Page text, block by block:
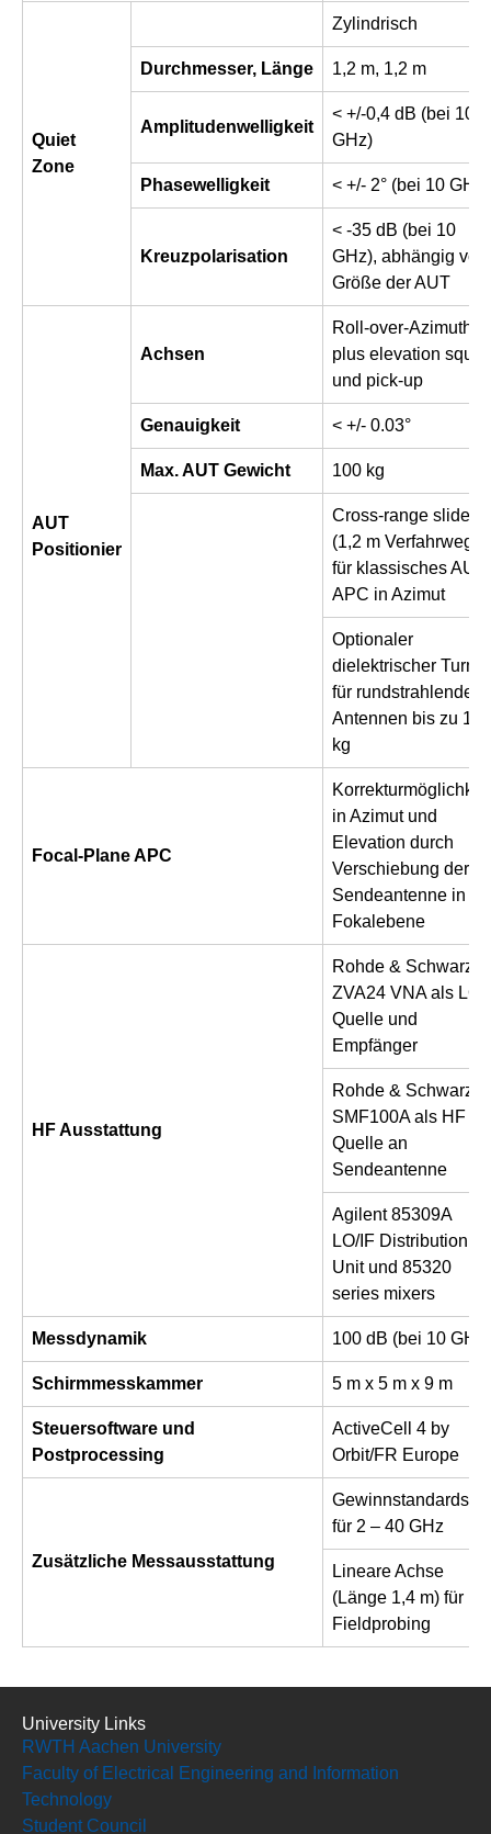
Quiet
Zone
Zylindrisch
Durchmesser, Länge 1,2 m, 1,2 m
Amplitudenwelligkeit
< +/-0,4 dB (bei 10
GHz)
Phasewelligkeit < +/- 2° (bei 10 GHz)
Kreuzpolarisation
< -35 dB (bei 10
GHz), abhängig von
Größe der AUT
AUT
Positionier
Achsen
Roll-over-Azimuth
plus elevation squint
und pick-up
Genauigkeit < +/- 0.03°
Max. AUT Gewicht 100 kg
Cross-range slide
(1,2 m Verfahrweg)
für klassisches AUT
APC in Azimut
Optionaler
dielektrischer Turm
für rundstrahlende
Antennen bis zu 12
kg
Focal-Plane APC
Korrekturmöglichkeit
in Azimut und
Elevation durch
Verschiebung der
Sendeantenne in
Fokalebene
HF Ausstattung
Rohde & Schwarz
ZVA24 VNA als LO
Quelle und
Empfänger
Rohde & Schwarz
SMF100A als HF
Quelle an
Sendeantenne
Agilent 85309A
LO/IF Distribution
Unit und 85320
series mixers
Messdynamik 100 dB (bei 10 GHz)
Schirmmesskammer 5 m x 5 m x 9 m
Steuersoftware und
Postprocessing
ActiveCell 4 by
Orbit/FR Europe
Zusätzliche Messausstattung
Gewinnstandards
für 2 – 40 GHz
Lineare Achse
(Länge 1,4 m) für
Fieldprobing
University Links
RWTH Aachen University
Faculty of Electrical Engineering and Information
Technology
Student Council